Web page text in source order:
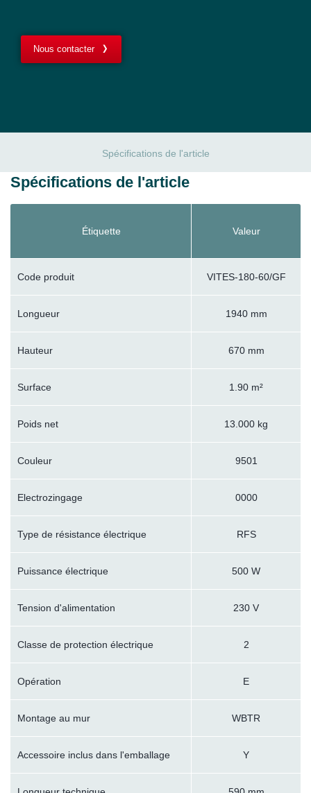
Nous contacter
Spécifications de l'article
Spécifications de l'article
Étiquette Valeur
Code produit VITES-180-60/GF
Longueur 1940 mm
Hauteur 670 mm
Surface 1.90 m²
Poids net 13.000 kg
Couleur 9501
Electrozingage 0000
Type de résistance électrique RFS
Puissance électrique 500 W
Tension d'alimentation 230 V
Classe de protection électrique 2
Opération E
Montage au mur WBTR
Accessoire inclus dans l'emballage Y